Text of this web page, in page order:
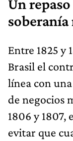
Un
Entre 1825 y
Brasil el
línea con
de negocios
1806 y
evitar que